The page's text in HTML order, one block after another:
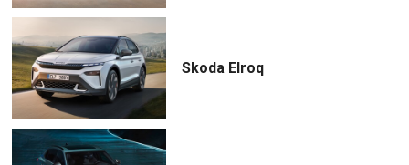
Skoda Elroq